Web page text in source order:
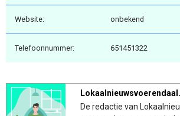
Website: onbekend
Telefoonnummer: 651451322
De redactie van